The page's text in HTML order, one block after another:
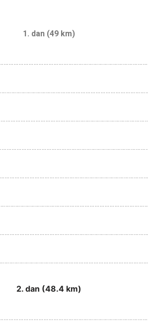
1. dan (49 km)
2. dan (48.4 km)